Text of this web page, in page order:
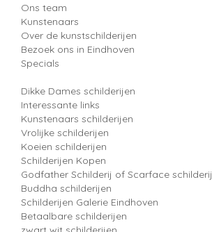
Ons team
Kunstenaars
Over de kunstschilderijen
Bezoek ons in Eindhoven
Specials
Dikke Dames schilderijen
Interessante links
Kunstenaars schilderijen
Vrolijke schilderijen
Koeien schilderijen
Schilderijen Kopen
Godfather Schilderij of Scarface schilderij
Buddha schilderijen
Schilderijen Galerie Eindhoven
Betaalbare schilderijen